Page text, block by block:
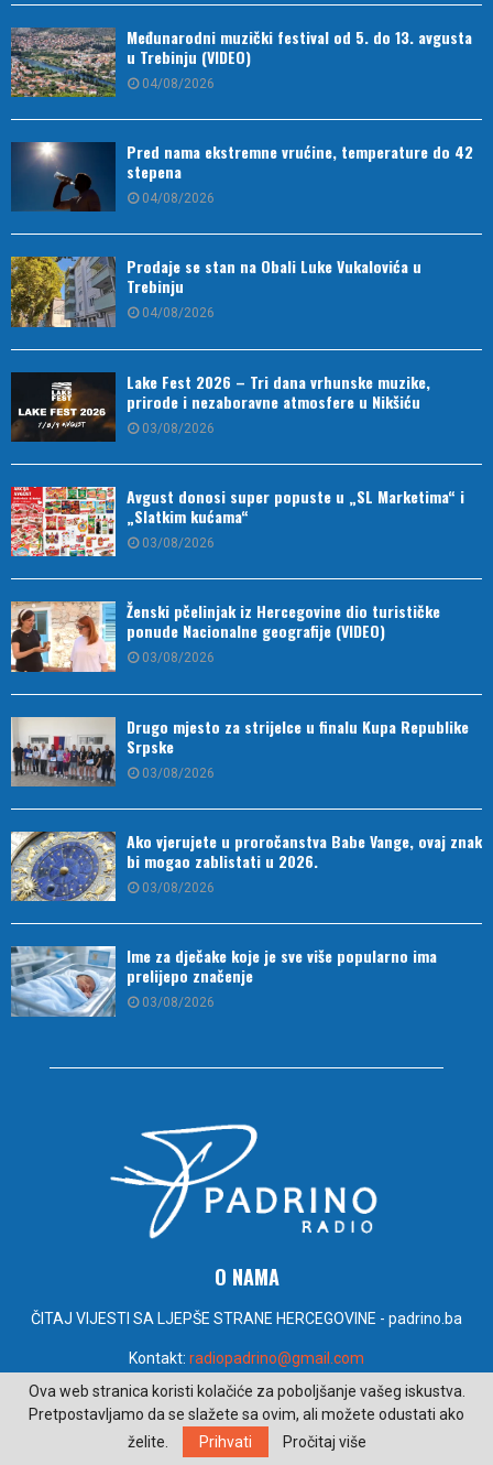
Međunarodni muzički festival od 5. do 13. avgusta
u Trebinju (VIDEO)
04/08/2026
Pred nama ekstremne vrućine, temperature do 42
stepena
04/08/2026
Prodaje se stan na Obali Luke Vukalovića u
Trebinju
04/08/2026
Lake Fest 2026 – Tri dana vrhunske muzike,
prirode i nezaboravne atmosfere u Nikšiću
03/08/2026
Avgust donosi super popuste u „SL Marketima“ i
„Slatkim kućama“
03/08/2026
Ženski pčelinjak iz Hercegovine dio turističke
ponude Nacionalne geografije (VIDEO)
03/08/2026
Drugo mjesto za strijelce u finalu Kupa Republike
Srpske
03/08/2026
Ako vjerujete u proročanstva Babe Vange, ovaj znak
bi mogao zablistati u 2026.
03/08/2026
Ime za dječake koje je sve više popularno ima
prelijepo značenje
03/08/2026
O NAMA
ČITAJ VIJESTI SA LJEPŠE STRANE HERCEGOVINE - padrino.ba
Kontakt: radiopadrino@gmail.com
PRATITE NAS
Ova web stranica koristi kolačiće za poboljšanje vašeg iskustva.
Pretpostavljamo da se slažete sa ovim, ali možete odustati ako
želite.
Prihvati Pročitaj više